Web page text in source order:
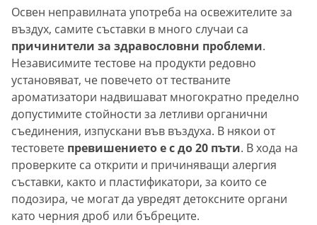
Освен неправилната употреба на освежителите за
въздух, самите съставки в много случаи са
причинители за здравословни проблеми.
Независимите тестове на продукти редовно
установяват, че повечето от тестваните
ароматизатори надвишават многократно пределно
допустимите стойности за летливи органични
съединения, изпускани във въздуха. В някои от
тестовете превишението е с до 20 пъти. В хода на
проверките са открити и причиняващи алергия
съставки, както и пластификатори, за които се
подозира, че могат да увредят детоксните органи
като черния дроб или бъбреците.